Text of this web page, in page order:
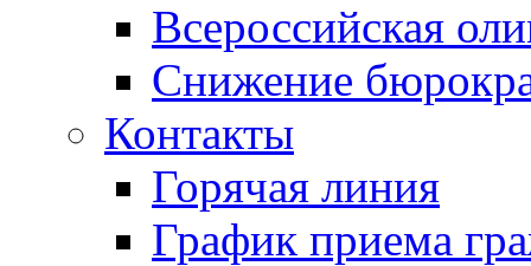
Всероссийская
Снижение
Контакты
Горячая линия
График приема